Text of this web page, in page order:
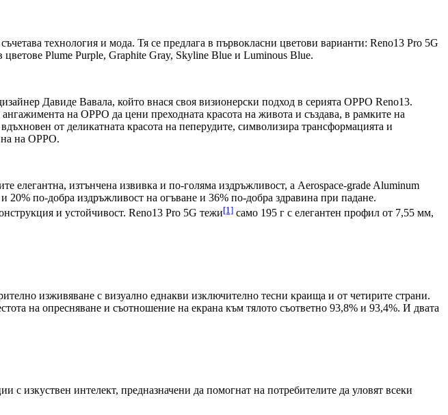
технология и мода. Тя се предлага в първокласни цветови варианти: Reno13 Pro 5G
Plume Purple, Graphite Gray, Skyline Blue и Luminous Blue.
Давиде Вавала, който внася своя визионерски подход в серията OPPO Reno13.
на OPPO да цени преходната красота на живота и създава, в рамките на
от деликатната красота на пеперудите, символизира трансформацията и
на OPPO.
елегантна, изтънчена извивка и по-голяма издръжливост, а Aerospace-grade Aluminum
20% по-добра издръжливост на огъване и 36% по-добра здравина при падане.
и устойчивост. Reno13 Pro 5G тежи[1] само 195 г с елегантен профил от 7,55 мм,
изживяване с визуално еднакви изключително тесни краища и от четирите страни.
на опресняване и съотношение на екрана към тялото съответно 93,8% и 93,4%. И двата
изкуствен интелект, предназначени да помогнат на потребителите да уловят всеки